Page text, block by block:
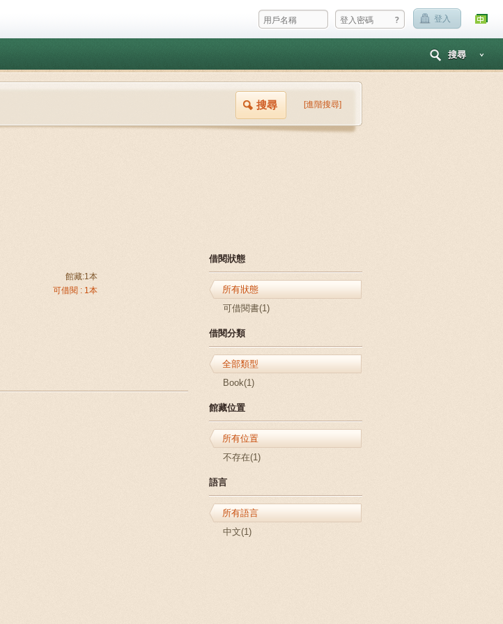
? 登入
搜尋
搜尋 [進階搜尋]
館藏:1本
可借閱 : 1本
借閱狀態
所有狀態
可借閱書(1)
借閱分類
全部類型
Book(1)
館藏位置
所有位置
不存在(1)
語言
所有語言
中文(1)